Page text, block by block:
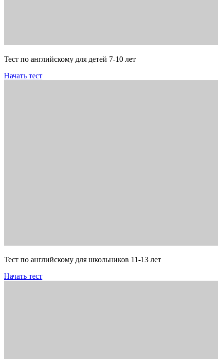
Тест по английскому для детей 7-10 лет
Начать тест
Тест по английскому для школьников 11-13 лет
Начать тест